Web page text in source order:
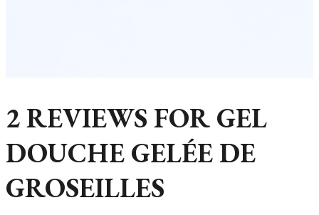
2 REVIEWS FOR GEL
DOUCHE GELÉE DE
GROSEILLES